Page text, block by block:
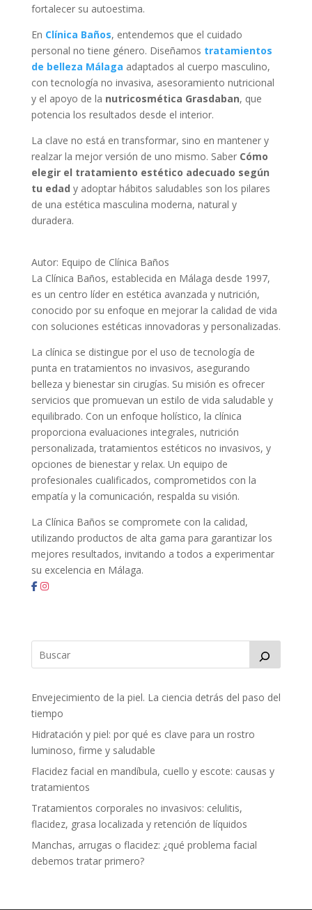
fortalecer su autoestima.
En Clínica Baños, entendemos que el cuidado
personal no tiene género. Diseñamos tratamientos
de belleza Málaga adaptados al cuerpo masculino,
con tecnología no invasiva, asesoramiento nutricional
y el apoyo de la nutricosmética Grasdaban, que
potencia los resultados desde el interior.
La clave no está en transformar, sino en mantener y
realzar la mejor versión de uno mismo. Saber Cómo
elegir el tratamiento estético adecuado según
tu edad y adoptar hábitos saludables son los pilares
de una estética masculina moderna, natural y
duradera.
Autor: Equipo de Clínica Baños
La Clínica Baños, establecida en Málaga desde 1997,
es un centro líder en estética avanzada y nutrición,
conocido por su enfoque en mejorar la calidad de vida
con soluciones estéticas innovadoras y personalizadas.
La clínica se distingue por el uso de tecnología de
punta en tratamientos no invasivos, asegurando
belleza y bienestar sin cirugías. Su misión es ofrecer
servicios que promuevan un estilo de vida saludable y
equilibrado. Con un enfoque holístico, la clínica
proporciona evaluaciones integrales, nutrición
personalizada, tratamientos estéticos no invasivos, y
opciones de bienestar y relax. Un equipo de
profesionales cualificados, comprometidos con la
empatía y la comunicación, respalda su visión.
La Clínica Baños se compromete con la calidad,
utilizando productos de alta gama para garantizar los
mejores resultados, invitando a todos a experimentar
su excelencia en Málaga.
Envejecimiento de la piel. La ciencia detrás del paso del
tiempo
Hidratación y piel: por qué es clave para un rostro
luminoso, firme y saludable
Flacidez facial en mandíbula, cuello y escote: causas y
tratamientos
Tratamientos corporales no invasivos: celulitis,
flacidez, grasa localizada y retención de líquidos
Manchas, arrugas o flacidez: ¿qué problema facial
debemos tratar primero?